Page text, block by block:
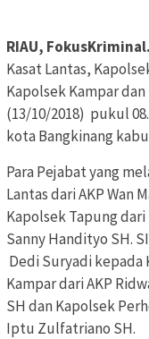
RIAU,
Kasat Lantas,
Kapolsek Kampar
(13/10/2018) pukul
kota Bangkinang
Para Pejabat yang
Lantas dari AKP Wan
Kapolsek Tapung
Sanny Handityo SH.
Dedi Suryadi kepada
Kampar dari AKP
SH dan Kapolsek
Iptu Zulfatriano SH.